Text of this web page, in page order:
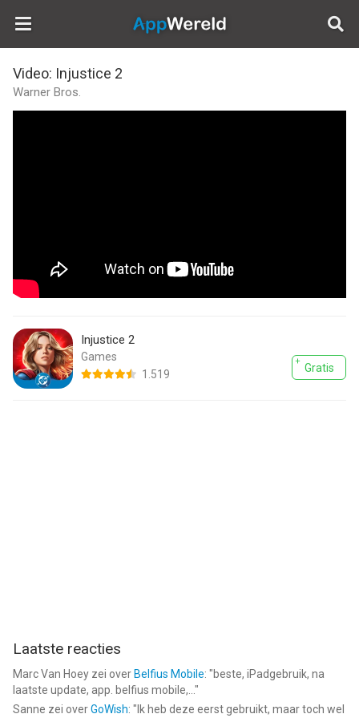
AppWereld
Video: Injustice 2
Warner Bros.
Injustice 2
1.519
Games
Gratis
Laatste reacties
Marc Van Hoey zei over Belfius Mobile: "beste, iPadgebruik, na
laatste update, app. belfius mobile,... "
Sanne zei overGoWish: " Ik heb deze eerst gebruikt, maar toch wel